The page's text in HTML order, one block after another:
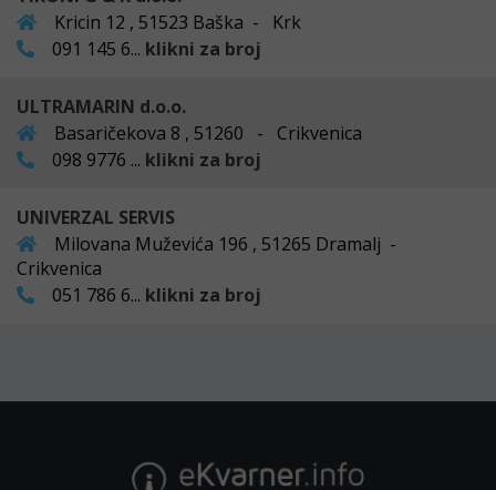
Kricin 12 , 51523 Baška - Krk
091 145 6... klikni za broj
ULTRAMARIN d.o.o.
Basaričekova 8 , 51260 - Crikvenica
098 9776 ... klikni za broj
UNIVERZAL SERVIS
Milovana Muževića 196 , 51265 Dramalj -
Crikvenica
051 786 6... klikni za broj